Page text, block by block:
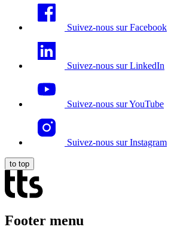
Suivez-nous sur Facebook
Suivez-nous sur LinkedIn
Suivez-nous sur YouTube
Suivez-nous sur Instagram
to top
Footer menu